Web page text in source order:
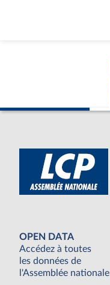
OPEN DATA
Accédez à toutes
les données de
l'Assemblée nationale